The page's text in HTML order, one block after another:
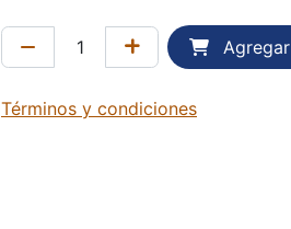
Términos y condiciones